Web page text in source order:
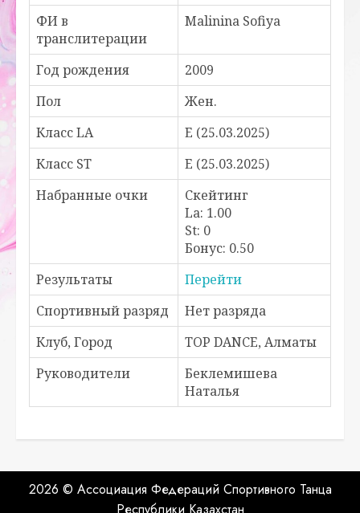
ФИ в
транслитерации
Malinina Sofiya
Год рождения
2009
Пол
Жен.
Класс LA
E (25.03.2025)
Класс ST
E (25.03.2025)
Набранные очки
Скейтинг
La: 1.00
St: 0
Бонус: 0.50
Результаты
Перейти
Спортивный разряд
Нет разряда
Клуб, Город
TOP DANCE, Алматы
Руководители
Беклемишева
Наталья
2026 © Ассоциация Федераций Спортивного Танца